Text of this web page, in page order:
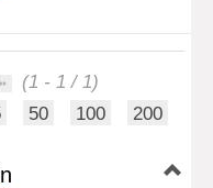
(1 - 1 / 1)
50 100 200